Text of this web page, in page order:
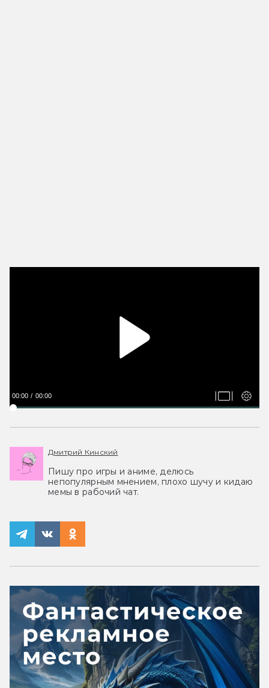
00:00 00:00
Дмитрий Кинский
Пишу про игры и аниме, делюсь
непопулярным мнением, плохо шучу и кидаю
мемы в рабочий чат.